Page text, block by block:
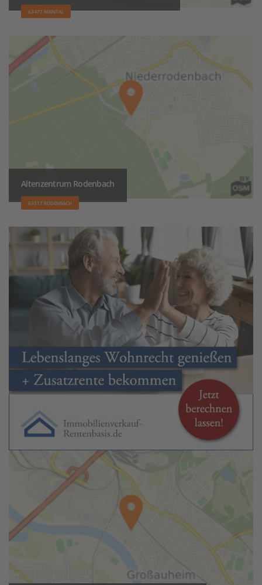
63477 MAINTAL
Altenzentrum Rodenbach
63517 RODENBACH